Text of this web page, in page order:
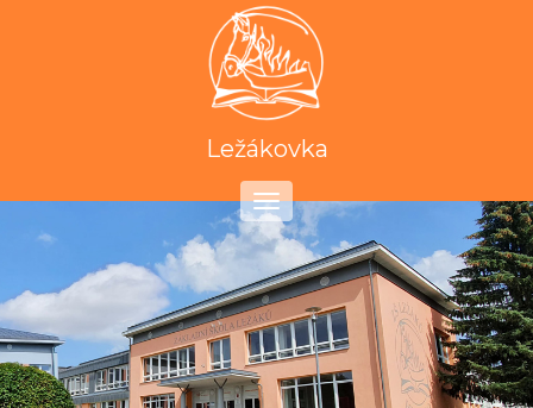
Ležákovka
Toggle
navigation